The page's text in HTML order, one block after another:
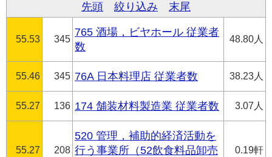
先頭 絞り込み 末尾
55.53 345
765 酒場，ビヤホール 従業者
数
48.80人
55.46 345 76A 日本料理店 従業者数 38.23人
55.27 136 174 舗装材料製造業 従業者数 3.07人
55.27 208
520 管理，補助的経済活動を
行う事業所（52飲食料品卸売
0.19軒